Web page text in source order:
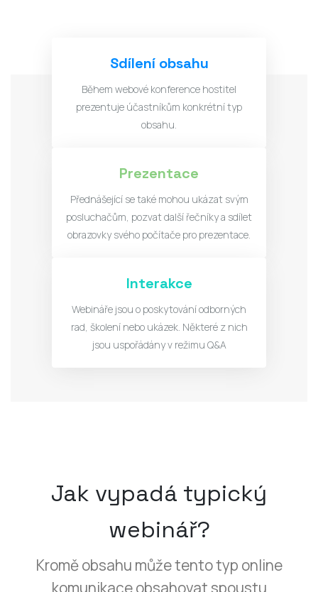
Sdílení obsahu
Během webové konference hostitel
prezentuje účastníkům konkrétní typ
obsahu.
Prezentace
Přednášející se také mohou ukázat svým
posluchačům, pozvat další řečníky a sdílet
obrazovky svého počítače pro prezentace.
Interakce
Webináře jsou o poskytování odborných
rad, školení nebo ukázek. Některé z nich
jsou uspořádány v režimu Q&A
Jak vypadá typický
webinář?
Kromě obsahu může tento typ online
komunikace obsahovat spoustu